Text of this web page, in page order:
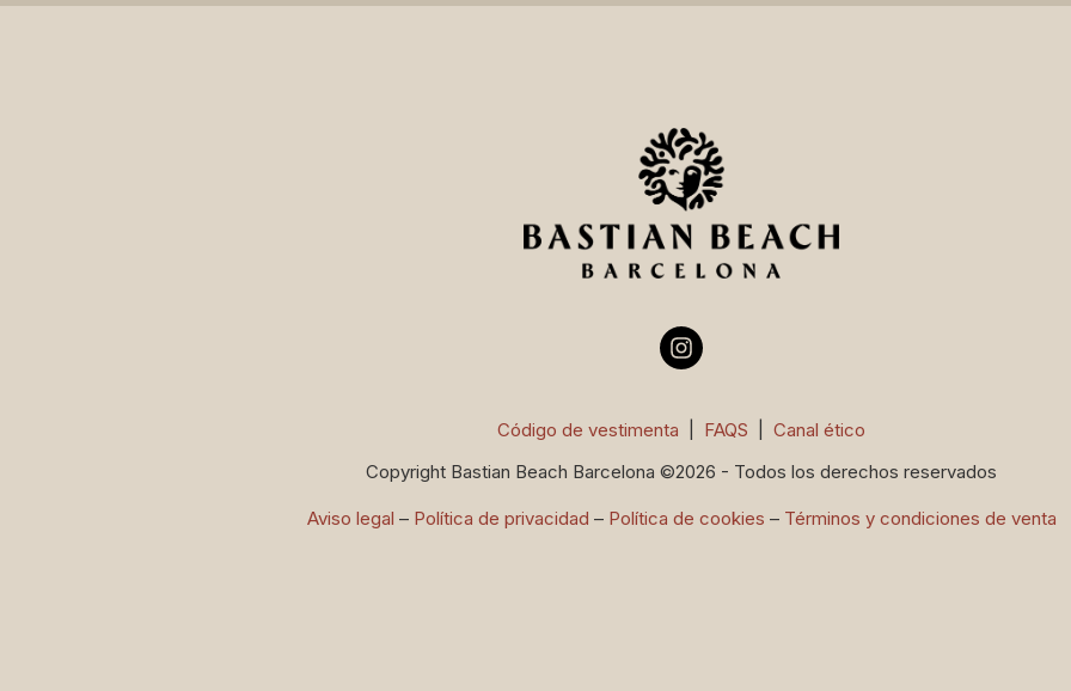
Código de vestimenta FAQS
Canal ético
Copyright Bastian Beach Barcelona ©2026 - Todos los derechos reservados
Aviso legal – Política de privacidad – Política de cookies – Términos y condiciones de venta